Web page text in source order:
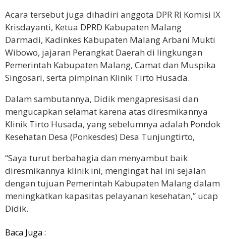
Acara tersebut juga dihadiri anggota DPR RI Komisi IX
Krisdayanti, Ketua DPRD Kabupaten Malang
Darmadi, Kadinkes Kabupaten Malang Arbani Mukti
Wibowo, jajaran Perangkat Daerah di lingkungan
Pemerintah Kabupaten Malang, Camat dan Muspika
Singosari, serta pimpinan Klinik Tirto Husada.
Dalam sambutannya, Didik mengapresisasi dan
mengucapkan selamat karena atas diresmikannya
Klinik Tirto Husada, yang sebelumnya adalah Pondok
Kesehatan Desa (Ponkesdes) Desa Tunjungtirto,
“Saya turut berbahagia dan menyambut baik
diresmikannya klinik ini, mengingat hal ini sejalan
dengan tujuan Pemerintah Kabupaten Malang dalam
meningkatkan kapasitas pelayanan kesehatan,” ucap
Didik.
Baca Juga :